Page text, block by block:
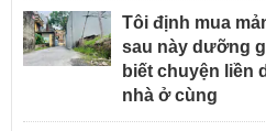
Tôi định mua
sau này dưỡng
biết chuyện liền
nhà ở cùng